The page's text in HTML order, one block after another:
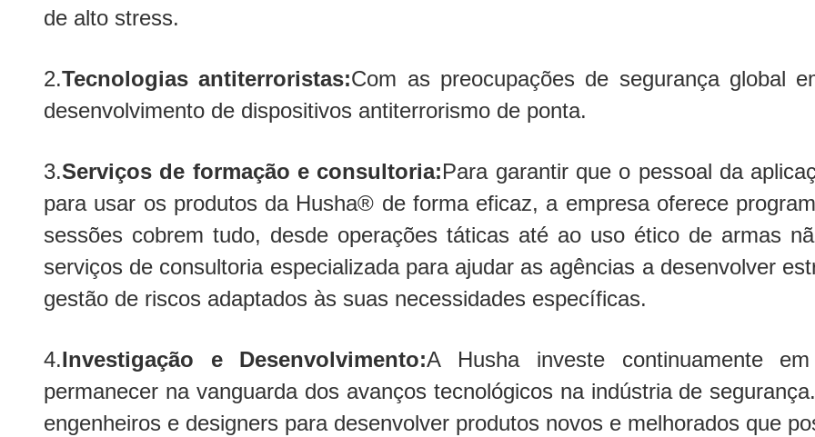
de alto stress.
2.Tecnologias antiterroristas:Com as preocupações de segurança global
desenvolvimento de dispositivos antiterrorismo de ponta.
3.Serviços de formação e consultoria:Para garantir que o pessoal da
para usar os produtos da Husha® de forma eficaz, a empresa oferece
sessões cobrem tudo, desde operações táticas até ao uso ético de armas
serviços de consultoria especializada para ajudar as agências a desenvolver
gestão de riscos adaptados às suas necessidades específicas.
4.Investigação e Desenvolvimento:A Husha investe continuamente
permanecer na vanguarda dos avanços tecnológicos na indústria de
engenheiros e designers para desenvolver produtos novos e melhorados que